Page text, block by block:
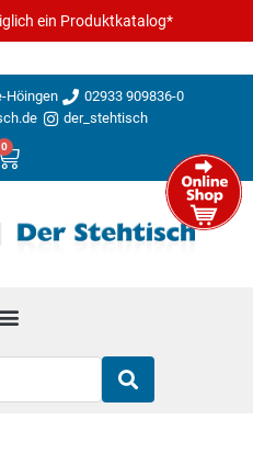
ein Produktkatalog*
Höingen
02933 909836-0
der_stehtisch
0